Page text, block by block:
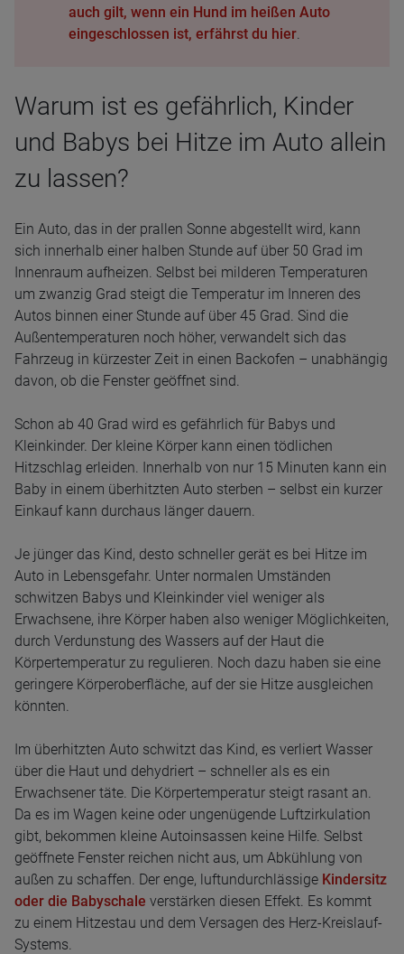
auch gilt, wenn ein Hund im heißen Auto
eingeschlossen ist, erfährst du hier.
Warum ist es gefährlich, Kinder
und Babys bei Hitze im Auto allein
zu lassen?
Ein Auto, das in der prallen Sonne abgestellt wird, kann
sich innerhalb einer halben Stunde auf über 50 Grad im
Innenraum aufheizen. Selbst bei milderen Temperaturen
um zwanzig Grad steigt die Temperatur im Inneren des
Autos binnen einer Stunde auf über 45 Grad. Sind die
Außentemperaturen noch höher, verwandelt sich das
Fahrzeug in kürzester Zeit in einen Backofen – unabhängig
davon, ob die Fenster geöffnet sind.
Schon ab 40 Grad wird es gefährlich für Babys und
Kleinkinder. Der kleine Körper kann einen tödlichen
Hitzschlag erleiden. Innerhalb von nur 15 Minuten kann ein
Baby in einem überhitzten Auto sterben – selbst ein kurzer
Einkauf kann durchaus länger dauern.
Je jünger das Kind, desto schneller gerät es bei Hitze im
Auto in Lebensgefahr. Unter normalen Umständen
schwitzen Babys und Kleinkinder viel weniger als
Erwachsene, ihre Körper haben also weniger Möglichkeiten,
durch Verdunstung des Wassers auf der Haut die
Körpertemperatur zu regulieren. Noch dazu haben sie eine
geringere Körperoberfläche, auf der sie Hitze ausgleichen
könnten.
Im überhitzten Auto schwitzt das Kind, es verliert Wasser
über die Haut und dehydriert – schneller als es ein
Erwachsener täte. Die Körpertemperatur steigt rasant an.
Da es im Wagen keine oder ungenügende Luftzirkulation
gibt, bekommen kleine Autoinsassen keine Hilfe. Selbst
geöffnete Fenster reichen nicht aus, um Abkühlung von
außen zu schaffen. Der enge, luftundurchlässige Kindersitz
oder die Babyschale verstärken diesen Effekt. Es kommt
zu einem Hitzestau und dem Versagen des Herz-Kreislauf-
Systems.